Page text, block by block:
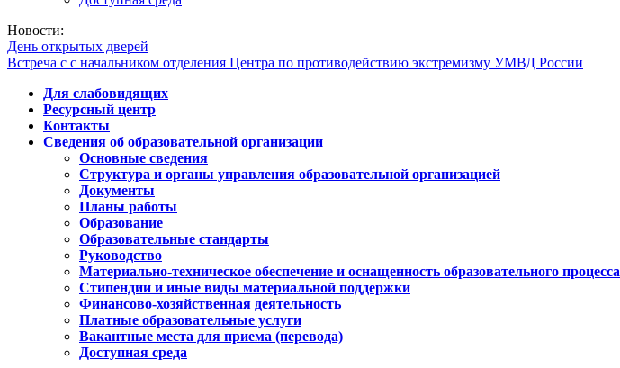
Новости:
День открытых дверей
Встреча с с начальником отделения Центра по противодействию экстремизму УМВД России
Для слабовидящих
Ресурсный центр
Контакты
Сведения об образовательной организации
Основные сведения
Структура и органы управления образовательной организацией
Документы
Планы работы
Образование
Образовательные стандарты
Руководство
Материально-техническое обеспечение и оснащенность образовательного процесса
Стипендии и иные виды материальной поддержки
Финансово-хозяйственная деятельность
Платные образовательные услуги
Вакантные места для приема (перевода)
Доступная среда